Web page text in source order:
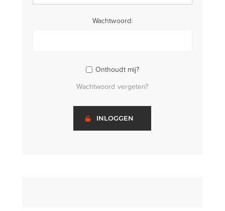
Wachtwoord:
Onthoudt mij?
Wachtwoord vergeten?
INLOGGEN